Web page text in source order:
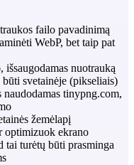
failo pavadinimą
WebP, bet taip pat
nuotrauką
svetainėje (pikseliais)
tinypng.com,
žemėlapį
optimizuok ekrano
tai turėtų būti prasminga